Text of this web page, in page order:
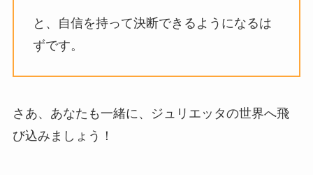
と、自信を持って決断できるようになるは
ずです。
さあ、あなたも一緒に、ジュリエッタの世界へ飛
び込みましょう！